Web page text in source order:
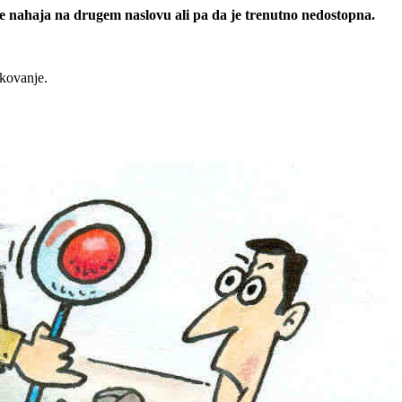
na drugem naslovu ali pa da je trenutno nedostopna.